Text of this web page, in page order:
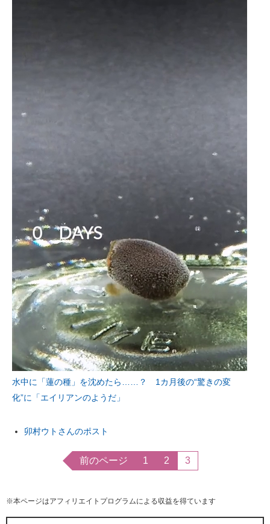
水中に「蓮の種」を沈めたら……？ 1カ月後の“驚きの変
化”に「エイリアンのようだ」
卯村ウトさんのポスト
前のページ 1 2 3
※本ページはアフィリエイトプログラムによる収益を得ています